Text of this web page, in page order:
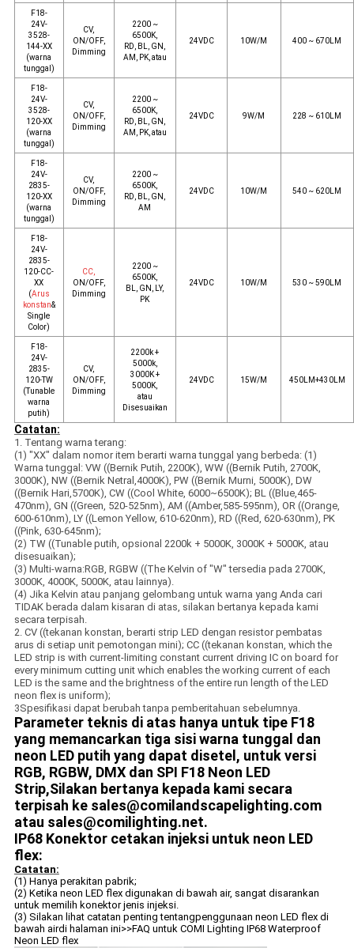
F18-
24V-
3528-
144-XX
(warna
tunggal)
CV,
ON/OFF,
Dimming
2200 ~
6500K,
RD, BL, GN,
AM, PK, atau
24VDC 10W/M 400 ~ 670LM
F18-
24V-
3528-
120-XX
(warna
tunggal)
CV,
ON/OFF,
Dimming
2200 ~
6500K,
RD, BL, GN,
AM, PK, atau
24VDC 9W/M 228 ~ 610LM
F18-
24V-
2835-
120-XX
(warna
tunggal)
CV,
ON/OFF,
Dimming
2200 ~
6500K,
RD, BL, GN,
AM
24VDC 10W/M 540 ~ 620LM
F18-
24V-
2835-
120-CC-
XX
(Arus
konstan&
Single
Color)
CC,
ON/OFF,
Dimming
2200 ~
6500K,
BL, GN, LY,
PK
24VDC 10W/M 530 ~ 590LM
F18-
24V-
2835-
120-TW
(Tunable
warna
putih)
CV,
ON/OFF,
Dimming
2200k +
5000k,
3000K +
5000K,
atau
Disesuaikan
24VDC 15W/M 450LM+430LM
Catatan:
1. Tentang warna terang:
(1) "XX" dalam nomor item berarti warna tunggal yang berbeda: (1)
Warna tunggal: VW ((Bernik Putih, 2200K), WW ((Bernik Putih, 2700K,
3000K), NW ((Bernik Netral,4000K), PW ((Bernik Murni, 5000K), DW
((Bernik Hari,5700K), CW ((Cool White, 6000~6500K); BL ((Blue,465-
470nm), GN ((Green, 520-525nm), AM ((Amber,585-595nm), OR ((Orange,
600-610nm), LY ((Lemon Yellow, 610-620nm), RD ((Red, 620-630nm), PK
((Pink, 630-645nm);
(2) TW ((Tunable putih, opsional 2200k + 5000K, 3000K + 5000K, atau
disesuaikan);
(3) Multi-warna:RGB, RGBW ((The Kelvin of "W" tersedia pada 2700K,
3000K, 4000K, 5000K, atau lainnya).
(4) Jika Kelvin atau panjang gelombang untuk warna yang Anda cari
TIDAK berada dalam kisaran di atas, silakan bertanya kepada kami
secara terpisah.
2. CV ((tekanan konstan, berarti strip LED dengan resistor pembatas
arus di setiap unit pemotongan mini); CC ((tekanan konstan, which the
LED strip is with current-limiting constant current driving IC on board for
every minimum cutting unit which enables the working current of each
LED is the same and the brightness of the entire run length of the LED
neon flex is uniform);
3Spesifikasi dapat berubah tanpa pemberitahuan sebelumnya.
Parameter teknis di atas hanya untuk tipe F18
yang memancarkan tiga sisi warna tunggal dan
neon LED putih yang dapat disetel, untuk versi
RGB, RGBW, DMX dan SPI F18 Neon LED
Strip,Silakan bertanya kepada kami secara
terpisah ke sales@comilandscapelighting.com
atau sales@comilighting.net.
IP68 Konektor cetakan injeksi untuk neon LED
flex:
Catatan:
(1) Hanya perakitan pabrik;
(2) Ketika neon LED flex digunakan di bawah air, sangat disarankan
untuk memilih konektor jenis injeksi.
(3) Silakan lihat catatan penting tentangpenggunaan neon LED flex di
bawah airdi halaman ini>>FAQ untuk COMI Lighting IP68 Waterproof
Neon LED flex